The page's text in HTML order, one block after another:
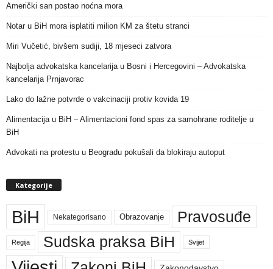
Američki san postao noćna mora
Notar u BiH mora isplatiti milion KM za štetu stranci
Miri Vučetić, bivšem sudiji, 18 mjeseci zatvora
Najbolja advokatska kancelarija u Bosni i Hercegovini – Advokatska
kancelarija Prnjavorac
Lako do lažne potvrde o vakcinaciji protiv kovida 19
Alimentacija u BiH – Alimentacioni fond spas za samohrane roditelje u
BiH
Advokati na protestu u Beogradu pokušali da blokiraju autoput
Kategorije
BiH Nekategorisano Obrazovanje Pravosuđe
Regija Sudska praksa BiH Svijet